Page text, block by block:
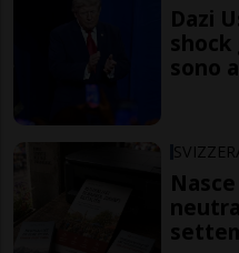
Dazi
sono